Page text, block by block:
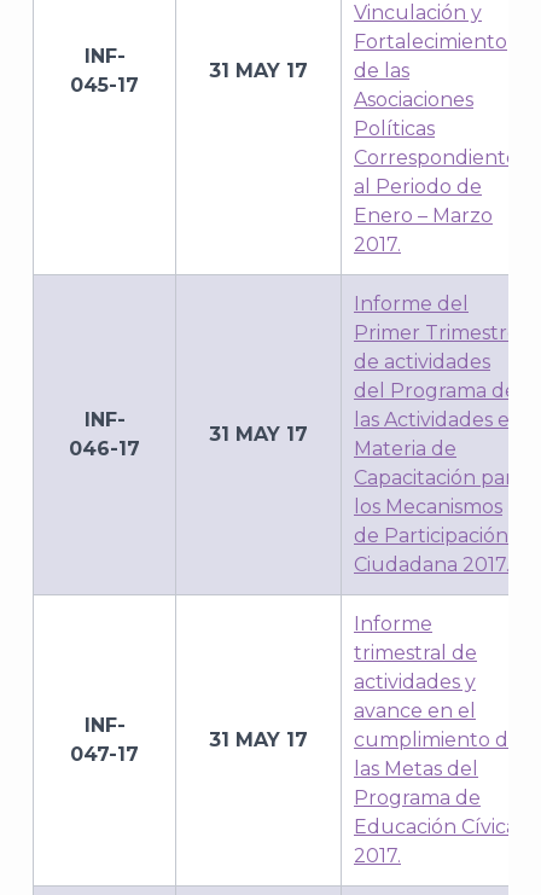
INF-
045-17
31 MAY 17
Vinculación y
Fortalecimiento
de las
Asociaciones
Políticas
Correspondiente
al Periodo de
Enero – Marzo
2017.
INF-
046-17
31 MAY 17
Informe del
Primer Trimestre
de actividades
del Programa de
las Actividades en
Materia de
Capacitación para
los Mecanismos
de Participación
Ciudadana 2017.
INF-
047-17
31 MAY 17
Informe
trimestral de
actividades y
avance en el
cumplimiento de
las Metas del
Programa de
Educación Cívica
2017.